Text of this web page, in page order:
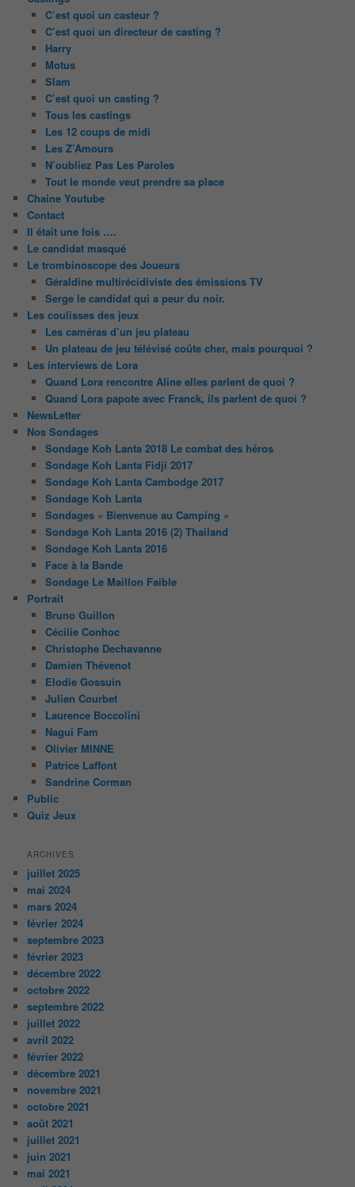
C’est quoi un casteur ?
C’est quoi un directeur de casting ?
Harry
Motus
Slam
C’est quoi un casting ?
Tous les castings
Les 12 coups de midi
Les Z’Amours
N’oubliez Pas Les Paroles
Tout le monde veut prendre sa place
Chaine Youtube
Contact
Il était une fois ….
Le candidat masqué
Le trombinoscope des Joueurs
Géraldine multirécidiviste des émissions TV
Serge le candidat qui a peur du noir.
Les coulisses des jeux
Les caméras d’un jeu plateau
Un plateau de jeu télévisé coûte cher, mais pourquoi ?
Les interviews de Lora
Quand Lora rencontre Aline elles parlent de quoi ?
Quand Lora papote avec Franck, ils parlent de quoi ?
NewsLetter
Nos Sondages
Sondage Koh Lanta 2018 Le combat des héros
Sondage Koh Lanta Fidji 2017
Sondage Koh Lanta Cambodge 2017
Sondage Koh Lanta
Sondages « Bienvenue au Camping »
Sondage Koh Lanta 2016 (2) Thailand
Sondage Koh Lanta 2016
Face à la Bande
Sondage Le Maillon Faible
Portrait
Bruno Guillon
Cécilie Conhoc
Christophe Dechavanne
Damien Thévenot
Elodie Gossuin
Julien Courbet
Laurence Boccolini
Nagui Fam
Olivier MINNE
Patrice Laffont
Sandrine Corman
Public
Quiz Jeux
ARCHIVES
juillet 2025
mai 2024
mars 2024
février 2024
septembre 2023
février 2023
décembre 2022
octobre 2022
septembre 2022
juillet 2022
avril 2022
février 2022
décembre 2021
novembre 2021
octobre 2021
août 2021
juillet 2021
juin 2021
mai 2021